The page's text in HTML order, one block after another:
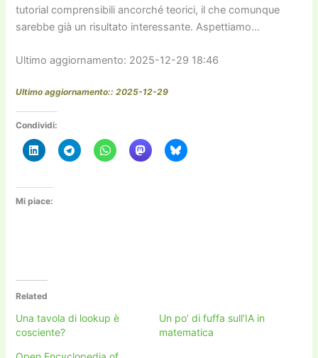
tutorial comprensibili ancorché teorici, il che comunque
sarebbe già un risultato interessante. Aspettiamo…
Ultimo aggiornamento: 2025-12-29 18:46
Ultimo aggiornamento:: 2025-12-29
Condividi:
Mi piace:
Related
Una tavola di lookup è
cosciente?
Un po’ di fuffa sull’IA in
matematica